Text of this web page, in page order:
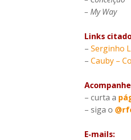
– My Way
Links
– Serginho
– Cauby –
– curta a
– siga o
E-mails: